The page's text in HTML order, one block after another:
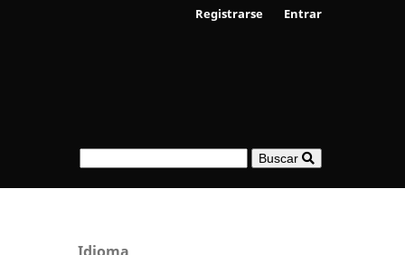
Buscar
Registrarse Entrar